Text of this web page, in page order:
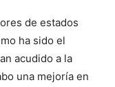
de estados
ha sido el
acudido a la
una mejoría en